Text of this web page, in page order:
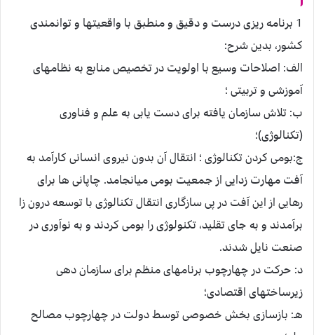
1 برنامه ريزى درست و دقيق و منطبق با واقعيت‏ها و توانمندى
كشور، بدين شرح:
الف: اصلاحات وسيع با اولويت در تخصيص منابع به نظام‏هاى
آموزشى و تربيتى ؛
ب: تلاش سازمان يافته براى دست يابى به علم و فناورى
(تكنالوژى)؛
ج:بومى كردن تكنالوژى ؛ انتقال آن بدون نيروى انسانى كارآمد به
آفت مهارت زدايى از جمعيت بومى ميانجامد. چاپانى ها براى
رهايى از اين آفت در پى سازگارى انتقال تكنالوژى با توسعه درون زا
برآمدند و به جاى تقليد، تكنولوژى را بومى كردند و به نوآورى در
صنعت نايل شدند.
د: حركت در چهارچوب برنامهاى منظم براى سازمان دهى
زيرساخت‏هاى اقتصادى؛
هـ: بازسازى بخش خصوصى توسط دولت در چهارچوب مصالح